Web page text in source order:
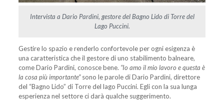
Intervista a Dario Pardini, gestore del Bagno Lido di Torre del
Lago Puccini.
Gestire lo spazio e renderlo confortevole per ogni esigenza è
una caratteristica che il gestore di uno stabilimento balneare,
come Dario Pardini, conosce bene. “Io amo il mio lavoro e questa è
la cosa più importante”sono le parole di Dario Pardini, direttore
del “Bagno Lido” di Torre del lago Puccini. Egli con la sua lunga
esperienza nel settore ci darà qualche suggerimento.